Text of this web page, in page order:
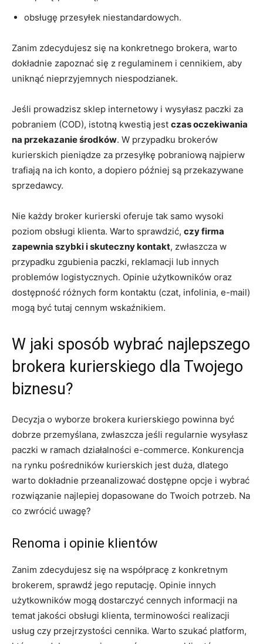
obsługę przesyłek niestandardowych.
Zanim zdecydujesz się na konkretnego brokera, warto
dokładnie zapoznać się z regulaminem i cennikiem, aby
uniknąć nieprzyjemnych niespodzianek.
Jeśli prowadzisz sklep internetowy i wysyłasz paczki za
pobraniem (COD), istotną kwestią jest czas oczekiwania
na przekazanie środków. W przypadku brokerów
kurierskich pieniądze za przesyłkę pobraniową najpierw
trafiają na ich konto, a dopiero później są przekazywane
sprzedawcy.
Nie każdy broker kurierski oferuje tak samo wysoki
poziom obsługi klienta. Warto sprawdzić, czy firma
zapewnia szybki i skuteczny kontakt, zwłaszcza w
przypadku zgubienia paczki, reklamacji lub innych
problemów logistycznych. Opinie użytkowników oraz
dostępność różnych form kontaktu (czat, infolinia, e-mail)
mogą być tutaj cennym wskaźnikiem.
W jaki sposób wybrać najlepszego
brokera kurierskiego dla Twojego
biznesu?
Decyzja o wyborze brokera kurierskiego powinna być
dobrze przemyślana, zwłaszcza jeśli regularnie wysyłasz
paczki w ramach działalności e-commerce. Konkurencja
na rynku pośredników kurierskich jest duża, dlatego
warto dokładnie przeanalizować dostępne opcje i wybrać
rozwiązanie najlepiej dopasowane do Twoich potrzeb. Na
co zwrócić uwagę?
Renoma i opinie klientów
Zanim zdecydujesz się na współpracę z konkretnym
brokerem, sprawdź jego reputację. Opinie innych
użytkowników mogą dostarczyć cennych informacji na
temat jakości obsługi klienta, terminowości realizacji
usług czy przejrzystości cennika. Warto szukać platform,